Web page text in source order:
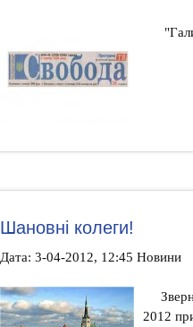
Шановні колеги!
Дата: 3-04-2012, 12:45 Новини
2012